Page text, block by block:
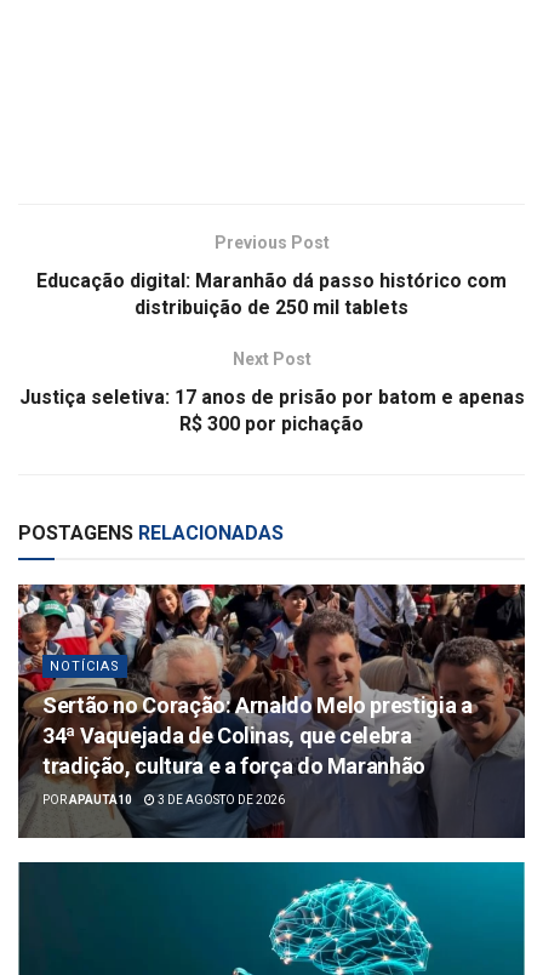
Previous Post
Educação digital: Maranhão dá passo histórico com
distribuição de 250 mil tablets
Next Post
Justiça seletiva: 17 anos de prisão por batom e apenas
R$ 300 por pichação
POSTAGENS RELACIONADAS
NOTÍCIAS
Sertão no Coração: Arnaldo Melo prestigia a
34ª Vaquejada de Colinas, que celebra
tradição, cultura e a força do Maranhão
PORAPAUTA10 3 DE AGOSTO DE 2026